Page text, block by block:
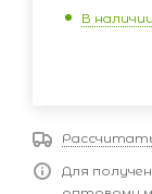
В наличии
Для